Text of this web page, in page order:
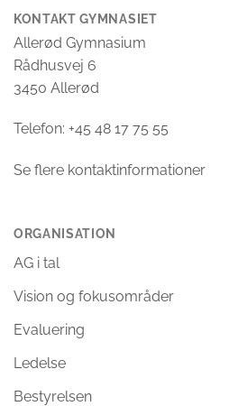
KONTAKT GYMNASIET
Allerød Gymnasium
Rådhusvej 6
3450 Allerød
Telefon: +45 48 17 75 55
Se flere kontaktinformationer
ORGANISATION
AG i tal
Vision og fokusområder
Evaluering
Ledelse
Bestyrelsen